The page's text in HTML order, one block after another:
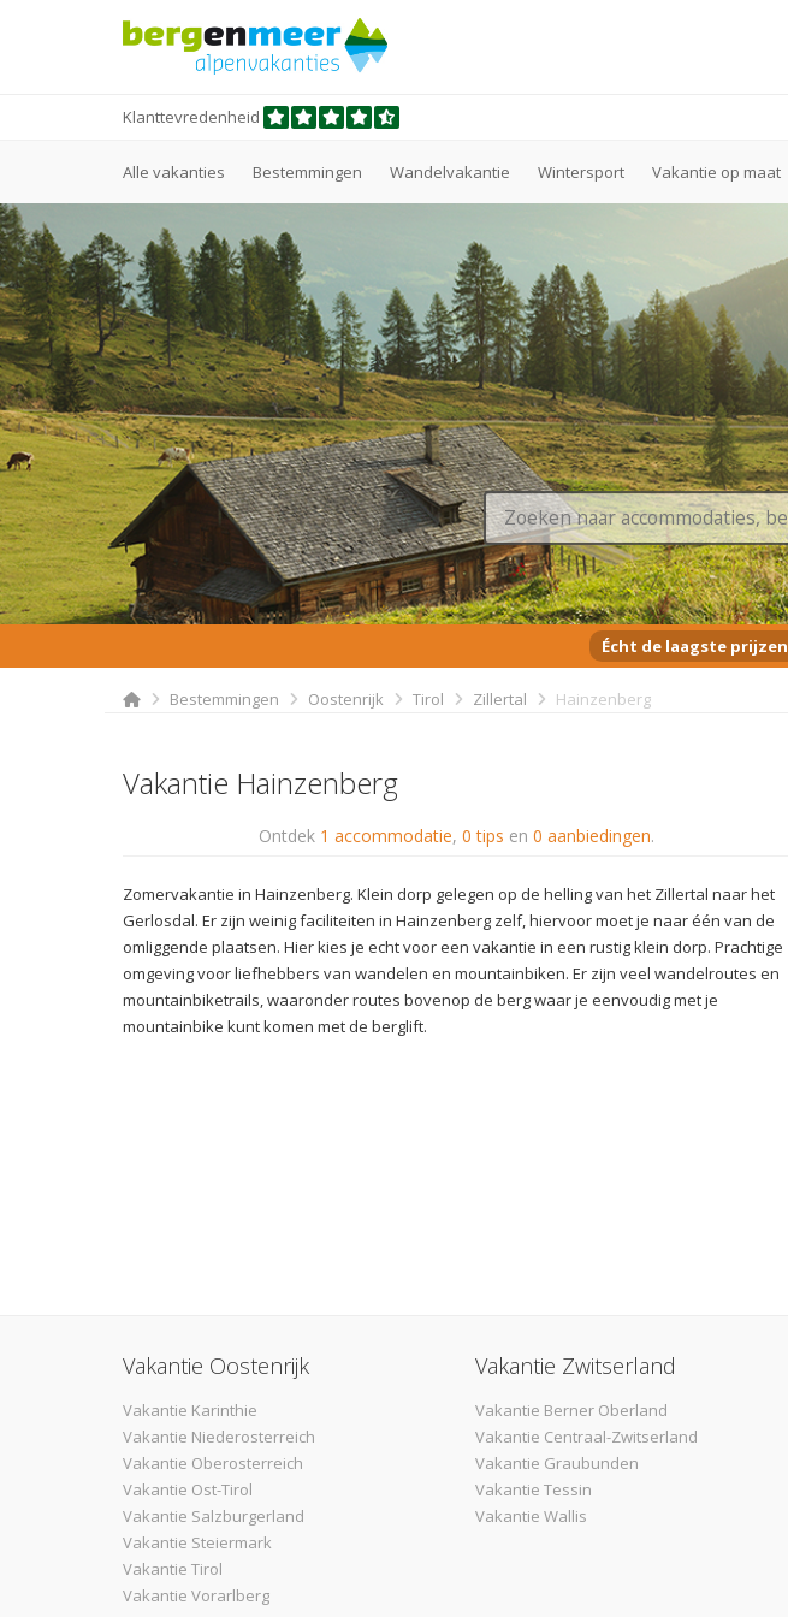
Klanttevredenheid
Alle vakanties Bestemmingen Wandelvakantie Wintersport Vakantie op maat
Écht de laagste prijzen
Bestemmingen Oostenrijk Tirol Zillertal Hainzenberg
Vakantie Hainzenberg
Ontdek 1 accommodatie, 0 tips en 0 aanbiedingen.
Zomervakantie in Hainzenberg. Klein dorp gelegen op de helling van het Zillertal naar het
Gerlosdal. Er zijn weinig faciliteiten in Hainzenberg zelf, hiervoor moet je naar één van de
omliggende plaatsen. Hier kies je echt voor een vakantie in een rustig klein dorp. Prachtige
omgeving voor liefhebbers van wandelen en mountainbiken. Er zijn veel wandelroutes en
mountainbiketrails, waaronder routes bovenop de berg waar je eenvoudig met je
mountainbike kunt komen met de berglift.
Vakantie Oostenrijk
Vakantie Karinthie
Vakantie Niederosterreich
Vakantie Oberosterreich
Vakantie Ost-Tirol
Vakantie Salzburgerland
Vakantie Steiermark
Vakantie Tirol
Vakantie Vorarlberg
Vakantie Zwitserland
Vakantie Berner Oberland
Vakantie Centraal-Zwitserland
Vakantie Graubunden
Vakantie Tessin
Vakantie Wallis